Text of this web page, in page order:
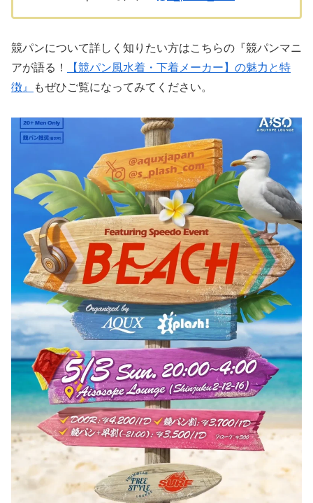
競パンについて詳しく知りたい方はこちらの『競パンマニ
アが語る！
【競パン風水着・下着メーカー】の魅力と特
徴』
もぜひご覧になってみてください。